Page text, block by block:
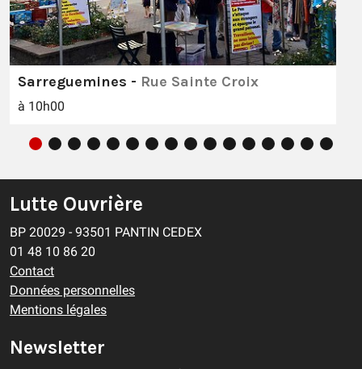
Sarreguemines - Rue Sainte Croix
à 10h00
Lutte Ouvrière
BP 20029 - 93501 PANTIN CEDEX
01 48 10 86 20
Contact
Données personnelles
Mentions légales
Newsletter